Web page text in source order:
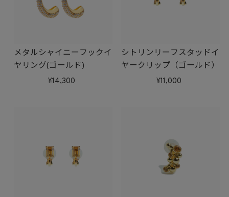
メタルシャイニーフックイ
ヤリング(ゴールド)
14,300
シトリンリーフスタッドイ
ヤークリップ（ゴールド）
11,000